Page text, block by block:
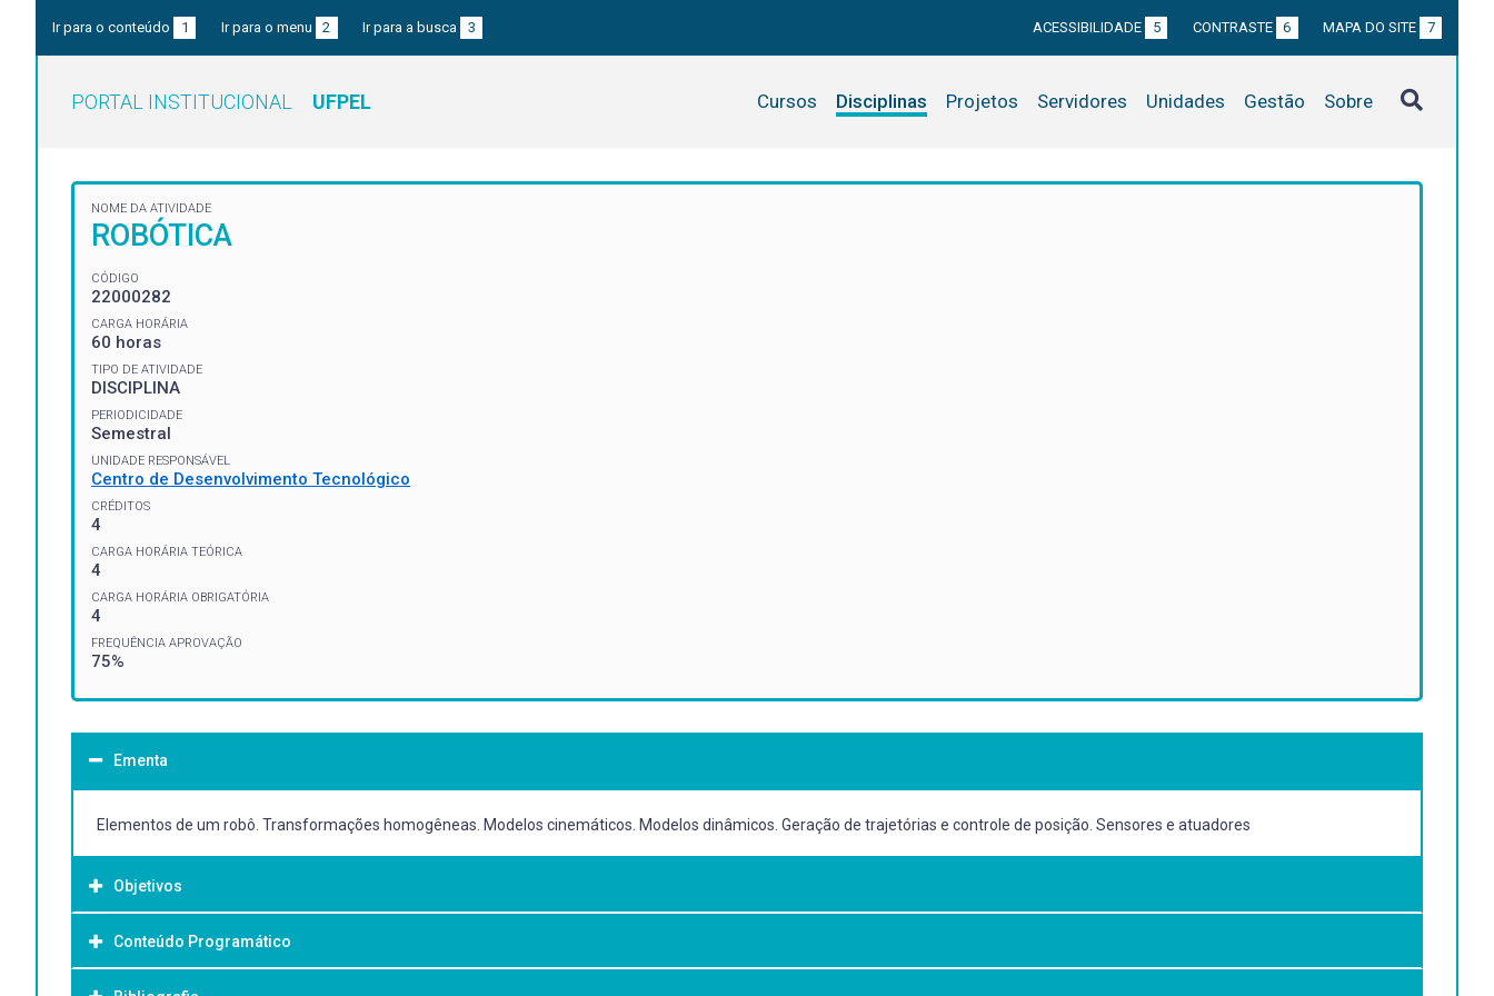
Ir para o conteúdo 1 Ir para o menu 2 Ir para a busca 3 ACESSIBILIDADE 5 CONTRASTE 6 MAPA DO SITE 7
PORTAL INSTITUCIONAL UFPEL Cursos Disciplinas Projetos Servidores Unidades Gestão Sobre
NOME DA ATIVIDADE
ROBÓTICA
CÓDIGO
22000282
CARGA HORÁRIA
60 horas
TIPO DE ATIVIDADE
DISCIPLINA
PERIODICIDADE
Semestral
UNIDADE RESPONSÁVEL
Centro de Desenvolvimento Tecnológico
CRÉDITOS
4
CARGA HORÁRIA TEÓRICA
4
CARGA HORÁRIA OBRIGATÓRIA
4
FREQUÊNCIA APROVAÇÃO
75%
Ementa
Elementos de um robô. Transformações homogêneas. Modelos cinemáticos. Modelos dinâmicos. Geração de trajetórias e controle de posição. Sensores e atuadores
Objetivos
Objetivo Geral:
Capacitar o aluno a compreender e especificar sistemas de automação robóticos.
Conteúdo Programático